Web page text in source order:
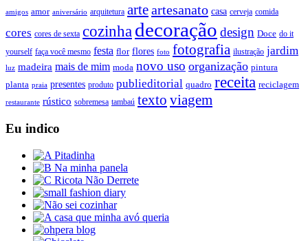
amigos amor aniversário arquitetura arteartesanato casa cerveja comida
cores cores de sexta cozinha decoração design Doce do it
yourself faça você mesmo festa flor flores foto fotografia ilustração jardim
luz madeira mais de mim moda novo uso organização pintura
planta praia presentes produto publieditorial quadro receita reciclagem
restaurante rústico sobremesa tambaú texto viagem
Eu indico